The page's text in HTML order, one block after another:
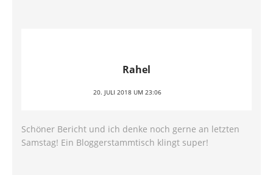
Rahel
20. JULI 2018 UM 23:06
Schöner Bericht und ich denke noch gerne an letzten
Samstag! Ein Bloggerstammtisch klingt super!